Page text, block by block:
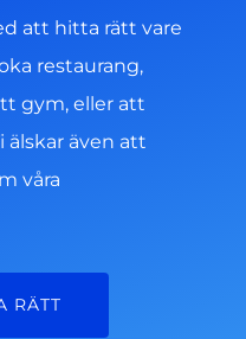
att hitta rätt vare
restaurang,
gym, eller att
älskar även att
våra
RÄTT